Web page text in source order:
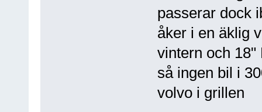
passerar dock
åker i en äklig
vintern och
så ingen bil i
volvo i grillen